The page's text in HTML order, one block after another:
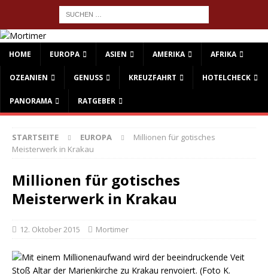
HOME EUROPA ASIEN AMERIKA AFRIKA
OZEANIEN GENUSS KREUZFAHRT HOTELCHECK
PANORAMA RATGEBER
STARTSEITE EUROPA
Millionen für gotisches
Meisterwerk in Krakau
Millionen für gotisches
Meisterwerk in Krakau
12. Oktober 2015 Mortimer